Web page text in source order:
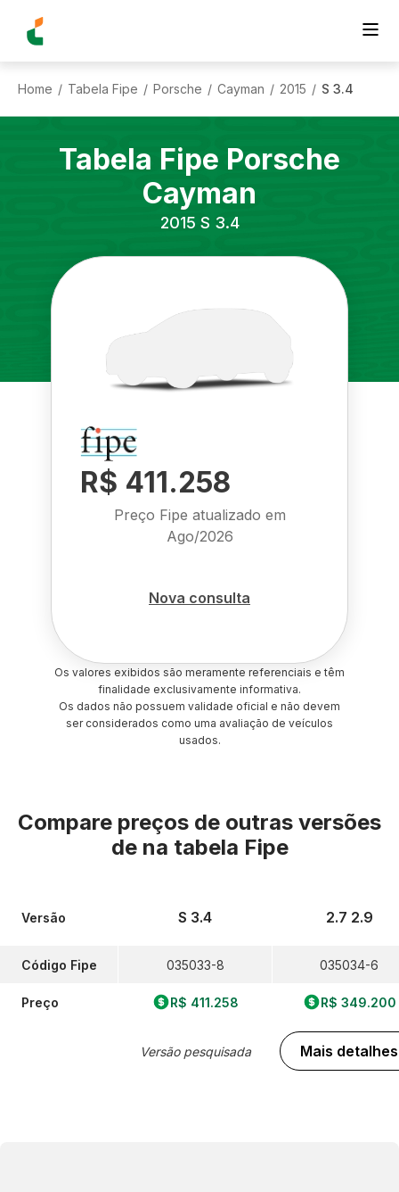
Home / Tabela Fipe / Porsche / Cayman / 2015 / S 3.4
Tabela Fipe Porsche
Cayman
2015 S 3.4
R$ 411.258
Preço Fipe atualizado em
Ago/2026
Nova consulta
Os valores exibidos são meramente referenciais e têm
finalidade exclusivamente informativa.
Os dados não possuem validade oficial e não devem
ser considerados como uma avaliação de veículos
usados.
Compare preços de outras versões
de na tabela Fipe
Versão
Código Fipe
Preço
S 3.4
035033-8
R$ 411.258
Versão pesquisada
2.7 2.9
035034-6
R$ 349.200
Mais detalhes